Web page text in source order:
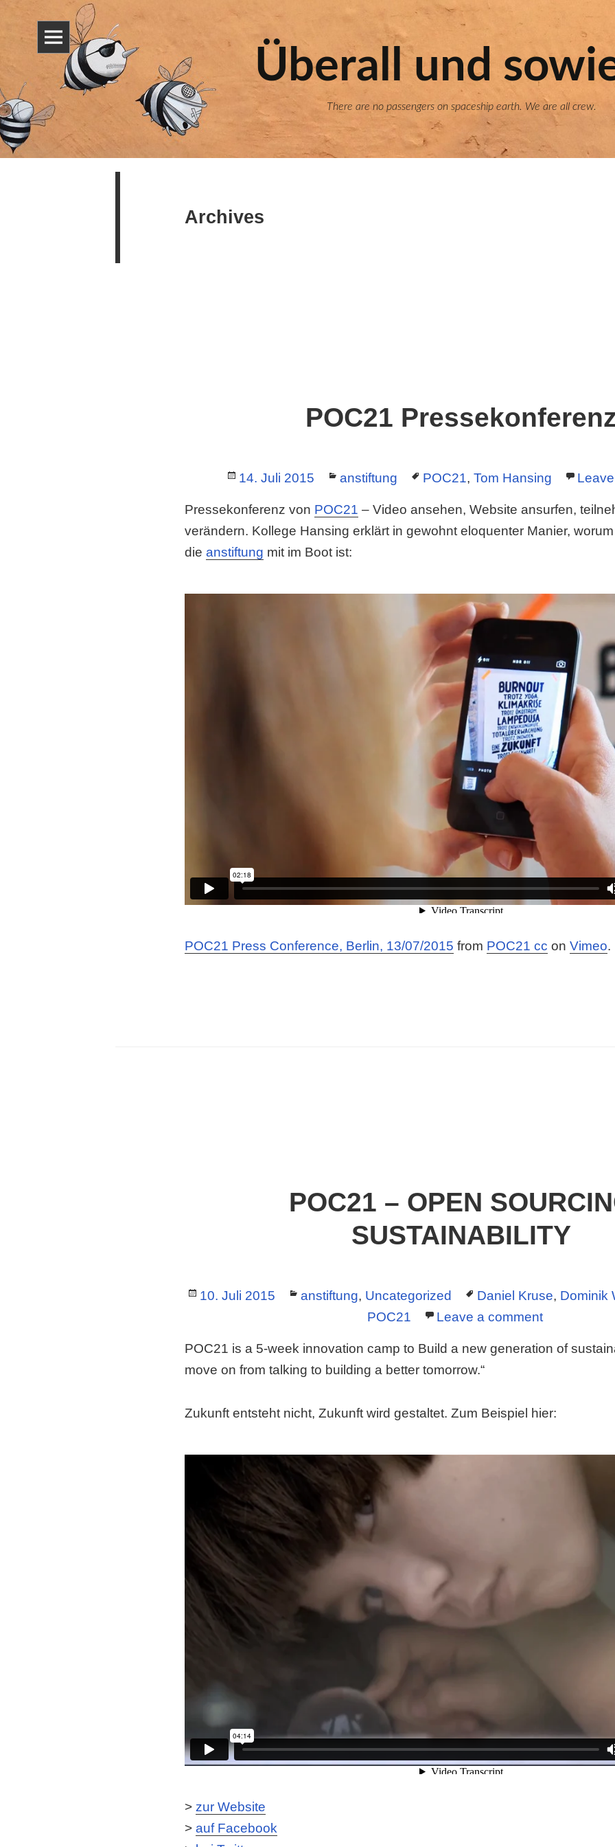
Überall und
There are no passengers on spaceship earth. We are all crew.
Archives
POC21
Posted
14. Juli 2015 Categories
anstiftung Tags
POC21, Tom Hansing
Pressekonferenz von POC21 – Video ansehen, Website ansurfen,
verändern. Kollege Hansing erklärt in gewohnt eloquenter Manier,
die anstiftung mit im Boot ist:
POC21 Press Conference, Berlin, 13/07/2015 from POC21 cc on Vimeo.
POC21 – OPEN
SUSTAINABILITY
Posted
10. Juli 2015 Categories
anstiftung, Uncategorized Tags
Daniel Kruse, Dominik
POC21
Leave a comment
POC21 is a 5-week innovation camp to Build a new generation of
move on from talking to building a better tomorrow.“
Zukunft entsteht nicht, Zukunft wird gestaltet. Zum Beispiel hier:
> zur Website
> auf Facebook